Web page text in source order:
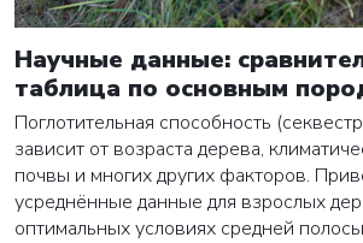
Научные данные:
таблица по основным
Поглотительная способность
зависит от возраста дерева,
почвы и многих других факторов.
усреднённые данные для взрослых
оптимальных условиях средней